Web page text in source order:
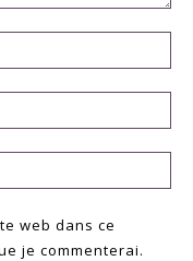
:*
:*
:
web dans ce
je commenterai.